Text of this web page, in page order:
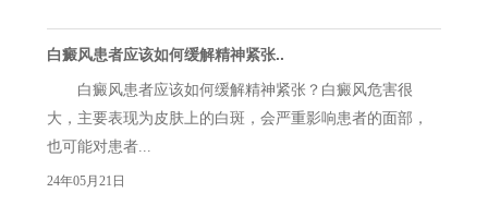
白癜风患者应该如何缓解精神紧张..
白癜风患者应该如何缓解精神紧张？白癜风危害很
大，主要表现为皮肤上的白斑，会严重影响患者的面部，
也可能对患者...
24年05月21日